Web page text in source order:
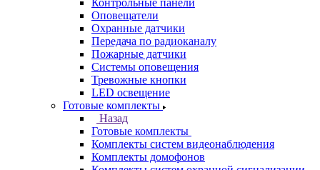
Контрольные панели
Оповещатели
Охранные датчики
Передача по радиоканалу
Пожарные датчики
Системы оповещения
Тревожные кнопки
LED освещение
Готовые комплекты
Назад
Готовые комплекты
Комплекты систем видеонаблюдения
Комплекты домофонов